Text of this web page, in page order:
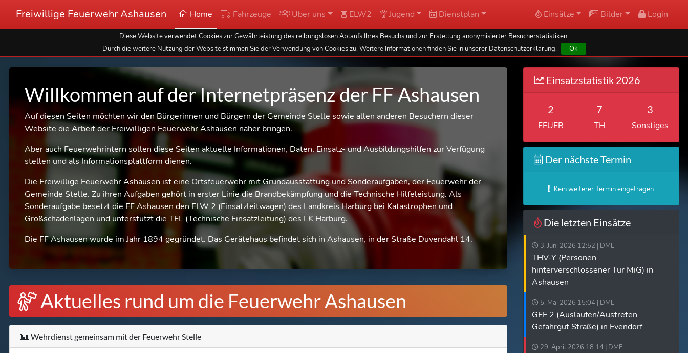
Freiwillige Feuerwehr Ashausen Home Fahrzeuge Über uns ELW2 Jugend Dienstplan Einsätze Bilder Login
Diese Website verwendet Cookies zur Gewährleistung des reibungslosen Ablaufs Ihres Besuchs und zur Erstellung anonymisierter Besucherstatistiken.
Durch die weitere Nutzung der Website stimmen Sie der Verwendung von Cookies zu. Weitere Informationen finden Sie in unserer Datenschutzerklärung.
Ok
Willkommen auf der Internetpräsenz der FF Ashausen
Auf diesen Seiten möchten wir den Bürgerinnen und Bürgern der Gemeinde Stelle sowie allen anderen Besuchern dieser
Website die Arbeit der Freiwilligen Feuerwehr Ashausen näher bringen.
Aber auch Feuerwehrintern sollen diese Seiten aktuelle Informationen, Daten, Einsatz- und Ausbildungshilfen zur Verfügung
stellen und als Informationsplattform dienen.
Die Freiwillige Feuerwehr Ashausen ist eine Ortsfeuerwehr mit Grundausstattung und Sonderaufgaben, der Feuerwehr der
Gemeinde Stelle. Zu ihren Aufgaben gehört in erster Linie die Brandbekämpfung und die Technische Hilfeleistung. Als
Sonderaufgabe besetzt die FF Ashausen den ELW 2 (Einsatzleitwagen) des Landkreis Harburg bei Katastrophen und
Großschadenlagen und unterstützt die TEL (Technische Einsatzleitung) des LK Harburg.
Die FF Ashausen wurde im Jahr 1894 gegründet. Das Gerätehaus befindet sich in Ashausen, in der Straße Duvendahl 14.
Aktuelles rund um die Feuerwehr Ashausen
Wehrdienst gemeinsam mit der Feuerwehr Stelle
Einsatzstatistik 2026
2
FEUER
7
TH
3
Sonstiges
Der nächste Termin
Kein weiterer Termin eingetragen.
Die letzten Einsätze
3. Juni 2026 12:52 | DME
THV-Y (Personen
hinterverschlossener Tür MiG) in
Ashausen
5. Mai 2026 15:04 | DME
GEF 2 (Auslaufen/Austreten
Gefahrgut Straße) in Evendorf
29. April 2026 18:14 | DME